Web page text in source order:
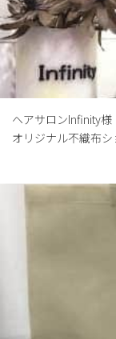
ヘアサロンInfinity様
オリジナル不織布シ